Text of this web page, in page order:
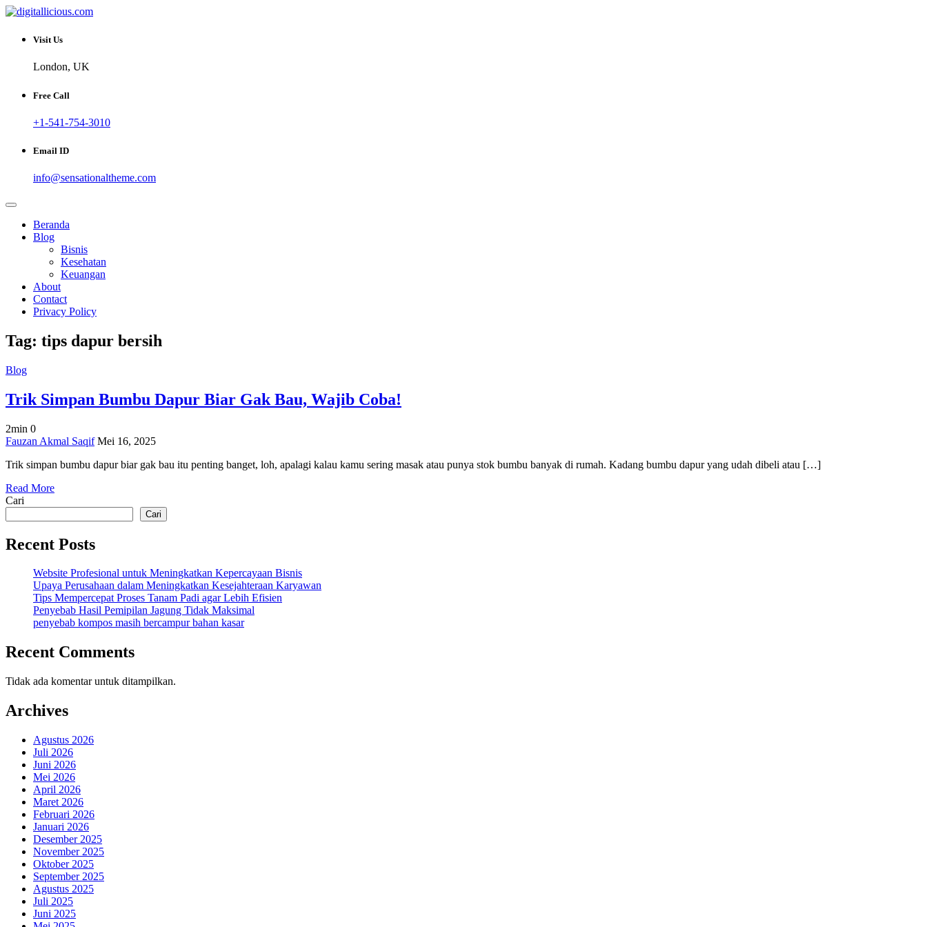
Skip
content
digitallicious.com
Sharing Digital Information
Visit Us
London, UK
Free Call
+1-541-754-3010
Email ID
info@sensationaltheme.com
Beranda
Blog
Bisnis
Kesehatan
Keuangan
About
Contact
Privacy Policy
Tag: tips dapur bersih
Blog
Trik Simpan Bumbu Dapur Biar Gak Bau, Wajib Coba!
2min 0
on
Simpan
Dapur
Biar
Wajib
Coba!
Fauzan Akmal Saqif Mei 16, 2025
Trik simpan bumbu dapur biar gak bau itu penting banget, loh, apalagi kalau kamu sering masak atau punya stok bumbu banyak di rumah. Kadang bumbu dapur yang udah dibeli atau […]
Read More
Cari
Cari
Recent Posts
Website Profesional untuk Meningkatkan Kepercayaan Bisnis
Upaya Perusahaan dalam Meningkatkan Kesejahteraan Karyawan
Tips Mempercepat Proses Tanam Padi agar Lebih Efisien
Penyebab Hasil Pemipilan Jagung Tidak Maksimal
penyebab kompos masih bercampur bahan kasar
Recent Comments
Tidak ada komentar untuk ditampilkan.
Archives
Agustus 2026
Juli 2026
Juni 2026
Mei 2026
April 2026
Maret 2026
Februari 2026
Januari 2026
Desember 2025
November 2025
Oktober 2025
September 2025
Agustus 2025
Juli 2025
Juni 2025